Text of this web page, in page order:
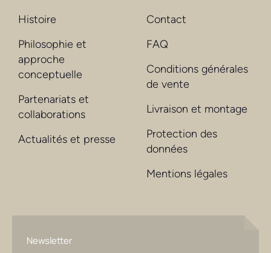
Histoire
Philosophie et
approche
conceptuelle
Partenariats et
collaborations
Actualités et presse
Contact
FAQ
Conditions générales
de vente
Livraison et montage
Protection des
données
Mentions légales
Newsletter